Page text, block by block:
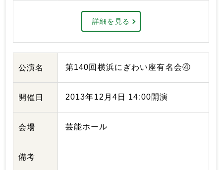
詳細を見る
公演名 第140回横浜にぎわい座有名会④
開催日 2013年12月4日 14:00開演
会場 芸能ホール
備考